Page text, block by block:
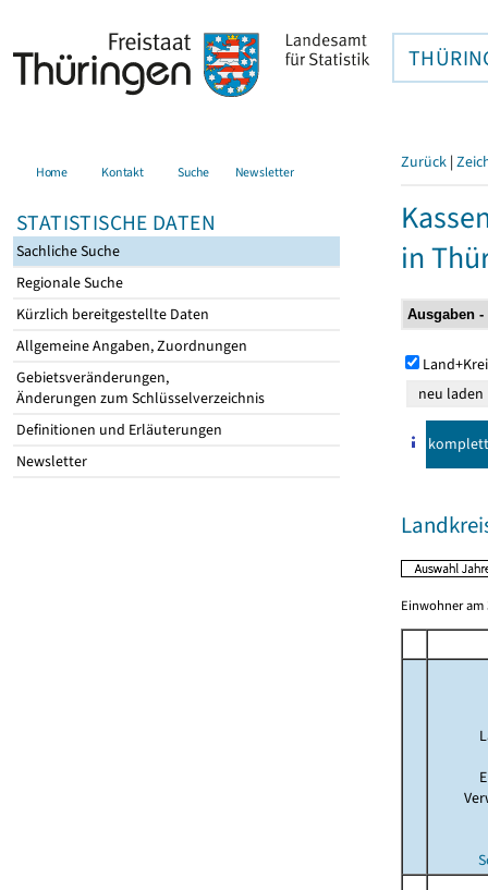
Home Kontakt Suche Newsletter
STATISTISCHE DATEN
Sachliche Suche
Regionale Suche
Kürzlich bereitgestellte Daten
Allgemeine Angaben, Zuordnungen
Gebietsveränderungen,
Änderungen zum Schlüsselverzeichnis
Definitionen und Erläuterungen
Newsletter
Zurück |
in
komplett
Einwohner am